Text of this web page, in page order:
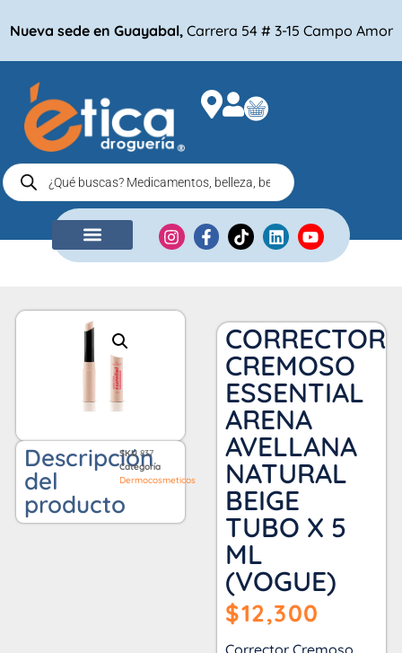
Nueva sede en Guayabal, Carrera 54 # 3-15 Campo Amor
Descripción
del
producto
SKU 837
Categoría
Dermocosmeticos
CORRECTOR
CREMOSO
ESSENTIAL
ARENA
AVELLANA
NATURAL
BEIGE
TUBO X 5
ML
(VOGUE)
$12,300